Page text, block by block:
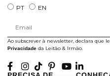
PT
EN
Ao subscrever à newsletter, declara que
Privacidade da Leitão & Irmão.